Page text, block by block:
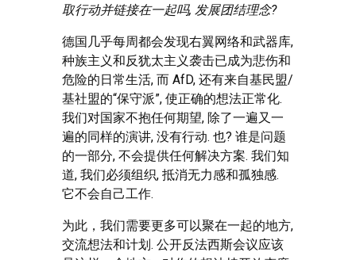
取行动并链接在一起吗, 发展团结理念?
德国几乎每周都会发现右翼网络和武器库,
种族主义和反犹太主义袭击已成为悲伤和
危险的日常生活, 而 AfD, 还有来自基民盟/
基社盟的“保守派”, 使正确的想法正常化.
我们对国家不抱任何期望, 除了一遍又一
遍的同样的演讲, 没有行动. 也? 谁是问题
的一部分, 不会提供任何解决方案. 我们知
道, 我们必须组织, 抵消无力感和孤独感.
它不会自己工作.
为此，我们需要更多可以聚在一起的地方,
交流想法和计划. 公开反法西斯会议应该